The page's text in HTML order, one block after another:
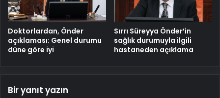
Doktorlardan, Önder
açıklaması: Genel durumu
düne göre iyi
Sırrı Süreyya Önder’in
sağlık durumuyla ilgili
hastaneden açıklama
Bir yanıt yazın